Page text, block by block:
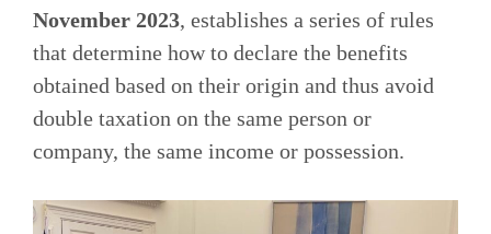
November 2023, establishes a series of rules
that determine how to declare the benefits
obtained based on their origin and thus avoid
double taxation on the same person or
company, the same income or possession.